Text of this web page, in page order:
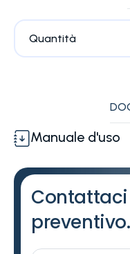
Quantità
Manuale d'uso
preventivo.